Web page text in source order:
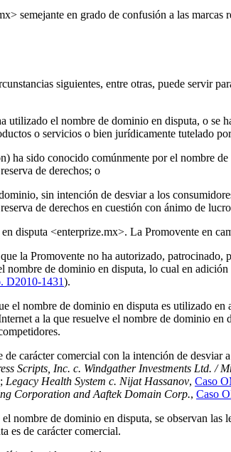
semejante en grado de confusión a las
siguientes, entre otras, puede servir
utilizado el nombre de dominio en disputa, o se
o servicios o bien jurídicamente tutelado
ha sido conocido comúnmente por el nombre
de derechos; o
sin intención de desviar a los
de derechos en cuestión con ánimo de
disputa <enterprize.mx>. La Promovente en
la Promovente no ha autorizado,
de dominio en disputa, lo cual en
D2010-1431).
el nombre de dominio en disputa es utilizado
a la que resuelve el nombre de dominio
carácter comercial con la intención de
Scripts, Inc. c. Windgather Investments Ltd. /
; Legacy Health System c. Nijat Hassanov, Caso
Corporation and Aaftek Domain Corp., Caso
nombre de dominio en disputa, se observan
es de carácter comercial.